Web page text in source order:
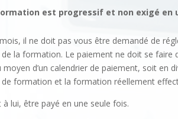
est progressif et non exigé en
il ne doit pas vous être demandé de
la formation. Le paiement ne doit se faire
d’un calendrier de paiement, soit en
formation et la formation réellement
à lui, être payé en une seule fois.